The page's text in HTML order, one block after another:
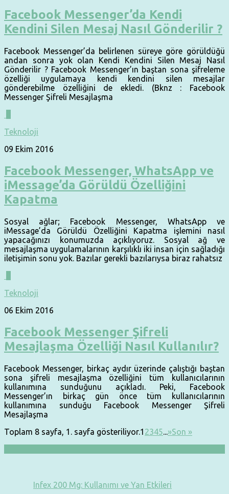
Facebook Messenger’da Kendi
Kendini Silen Mesaj Nasıl Gönderilir ?
Facebook Messenger’da belirlenen süreye göre görüldüğü
andan sonra yok olan Kendi Kendini Silen Mesaj Nasıl
Gönderilir ? Facebook Messenger’ın baştan sona şifreleme
özelliği uygulamaya kendi kendini silen mesajlar
gönderebilme özelliğini de ekledi. (Bknz : Facebook
Messenger Şifreli Mesajlaşma
Teknoloji
09 Ekim 2016
Facebook Messenger, WhatsApp ve
iMessage’da Görüldü Özelliğini
Kapatma
Sosyal ağlar; Facebook Messenger, WhatsApp ve
iMessage’da Görüldü Özelliğini Kapatma işlemini nasıl
yapacağınızı konumuzda açıklıyoruz. Sosyal ağ ve
mesajlaşma uygulamalarının karşılıklı iki insan için sağladığı
iletişimin sonu yok. Bazılar gerekli bazılarıysa biraz rahatsız
Teknoloji
06 Ekim 2016
Facebook Messenger Şifreli
Mesajlaşma Özelliği Nasıl Kullanılır?
Facebook Messenger, birkaç aydır üzerinde çalıştığı baştan
sona şifreli mesajlaşma özelliğini tüm kullanıcılarının
kullanımına sunduğunu açıkladı. Peki, Facebook
Messenger’ın birkaç gün önce tüm kullanıcılarının
kullanımına sunduğu Facebook Messenger Şifreli
Mesajlaşma
Toplam 8 sayfa, 1. sayfa gösteriliyor.1 2345...»Son »
Infex 200 Mg: Kullanımı ve Yan Etkileri